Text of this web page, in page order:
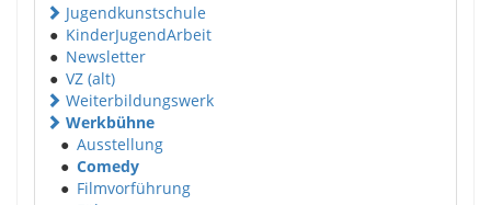
Jugendkunstschule
● KinderJugendArbeit
● Newsletter
● VZ (alt)
Weiterbildungswerk
Werkbühne
● Ausstellung
● Comedy
● Filmvorführung